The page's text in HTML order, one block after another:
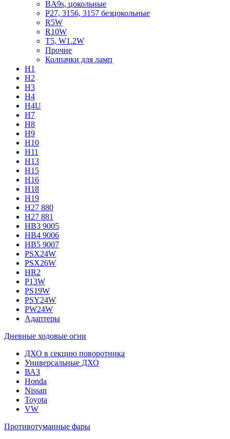
BA9s, цокольные
P27, 3156, 3157 безцокольные
R5W
R10W
T5, W1.2W
Прочие
Колпачки для ламп
H1
H2
H3
H4
H4U
H7
H8
H9
H10
H11
H13
H15
H16
H18
H19
H27 880
H27 881
HB3 9005
HB4 9006
HB5 9007
PSX24W
PSX26W
HR2
P13W
PS19W
PSY24W
PW24W
Адаптеры
Дневные ходовые огни
ДХО в секцию поворотника
Универсальные ДХО
ВАЗ
Honda
Nissan
Toyota
VW
Противотуманные фары